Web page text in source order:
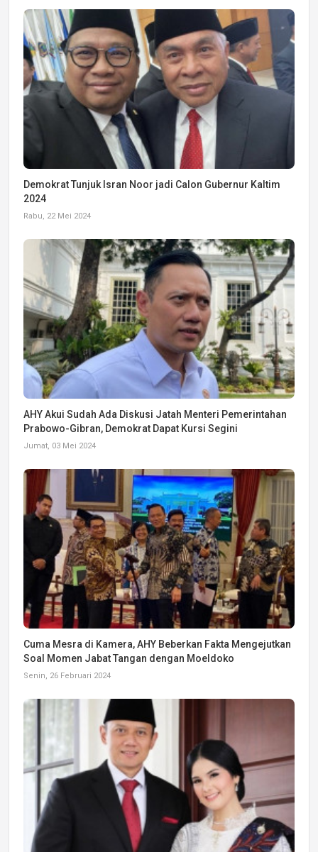
Demokrat Tunjuk Isran Noor jadi Calon Gubernur Kaltim
2024
Rabu, 22 Mei 2024
AHY Akui Sudah Ada Diskusi Jatah Menteri Pemerintahan
Prabowo-Gibran, Demokrat Dapat Kursi Segini
Jumat, 03 Mei 2024
Cuma Mesra di Kamera, AHY Beberkan Fakta Mengejutkan
Soal Momen Jabat Tangan dengan Moeldoko
Senin, 26 Februari 2024